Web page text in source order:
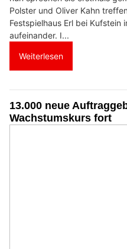
Polster und Oliver Kahn
Festspielhaus Erl bei Kufstein
aufeinander. I...
Weiterlesen
13.000 neue
Wachstumskurs fort